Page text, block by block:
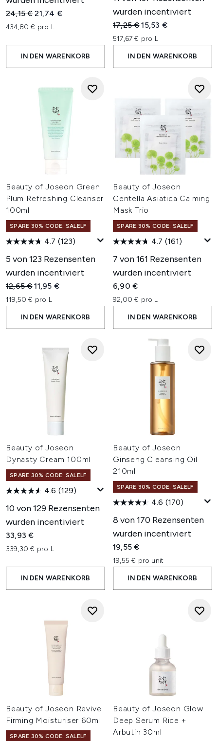
Unverbindliche Preisempfehlung:
24,15 €Aktueller Preis:
21,74 €
434,80 € pro L
IN DEN WARENKORB
wurden incentiviert
Unverbindliche
17,25 €Aktueller Preis:
15,53 €
517,67 € pro L
IN DEN WARENKORB
Beauty of Joseon Green
Plum Refreshing Cleanser
100ml
SPARE 30% CODE: SALELF
4.7 (123)
5 von 123 Rezensenten
wurden incentiviert
Unverbindliche Preisempfehlung:
12,65 €Aktueller Preis:
11,95 €
119,50 € pro L
IN DEN WARENKORB
Beauty of Joseon
Centella Asiatica Calming
Mask Trio
SPARE 30% CODE: SALELF
4.7 (161)
7 von 161 Rezensenten
wurden incentiviert
6,90 €
92,00 € pro L
IN DEN WARENKORB
Beauty of Joseon
Dynasty Cream 100ml
SPARE 30% CODE: SALELF
4.6 (129)
10 von 129 Rezensenten
wurden incentiviert
33,93 €
339,30 € pro L
IN DEN WARENKORB
Beauty of Joseon
Ginseng Cleansing Oil
210ml
SPARE 30% CODE: SALELF
4.6 (170)
8 von 170 Rezensenten
wurden incentiviert
19,55 €
19,55 € pro unit
IN DEN WARENKORB
Beauty of Joseon Revive
Firming Moisturiser 60ml
SPARE 30% CODE: SALELF
Beauty of Joseon Glow
Deep Serum Rice +
Arbutin 30ml